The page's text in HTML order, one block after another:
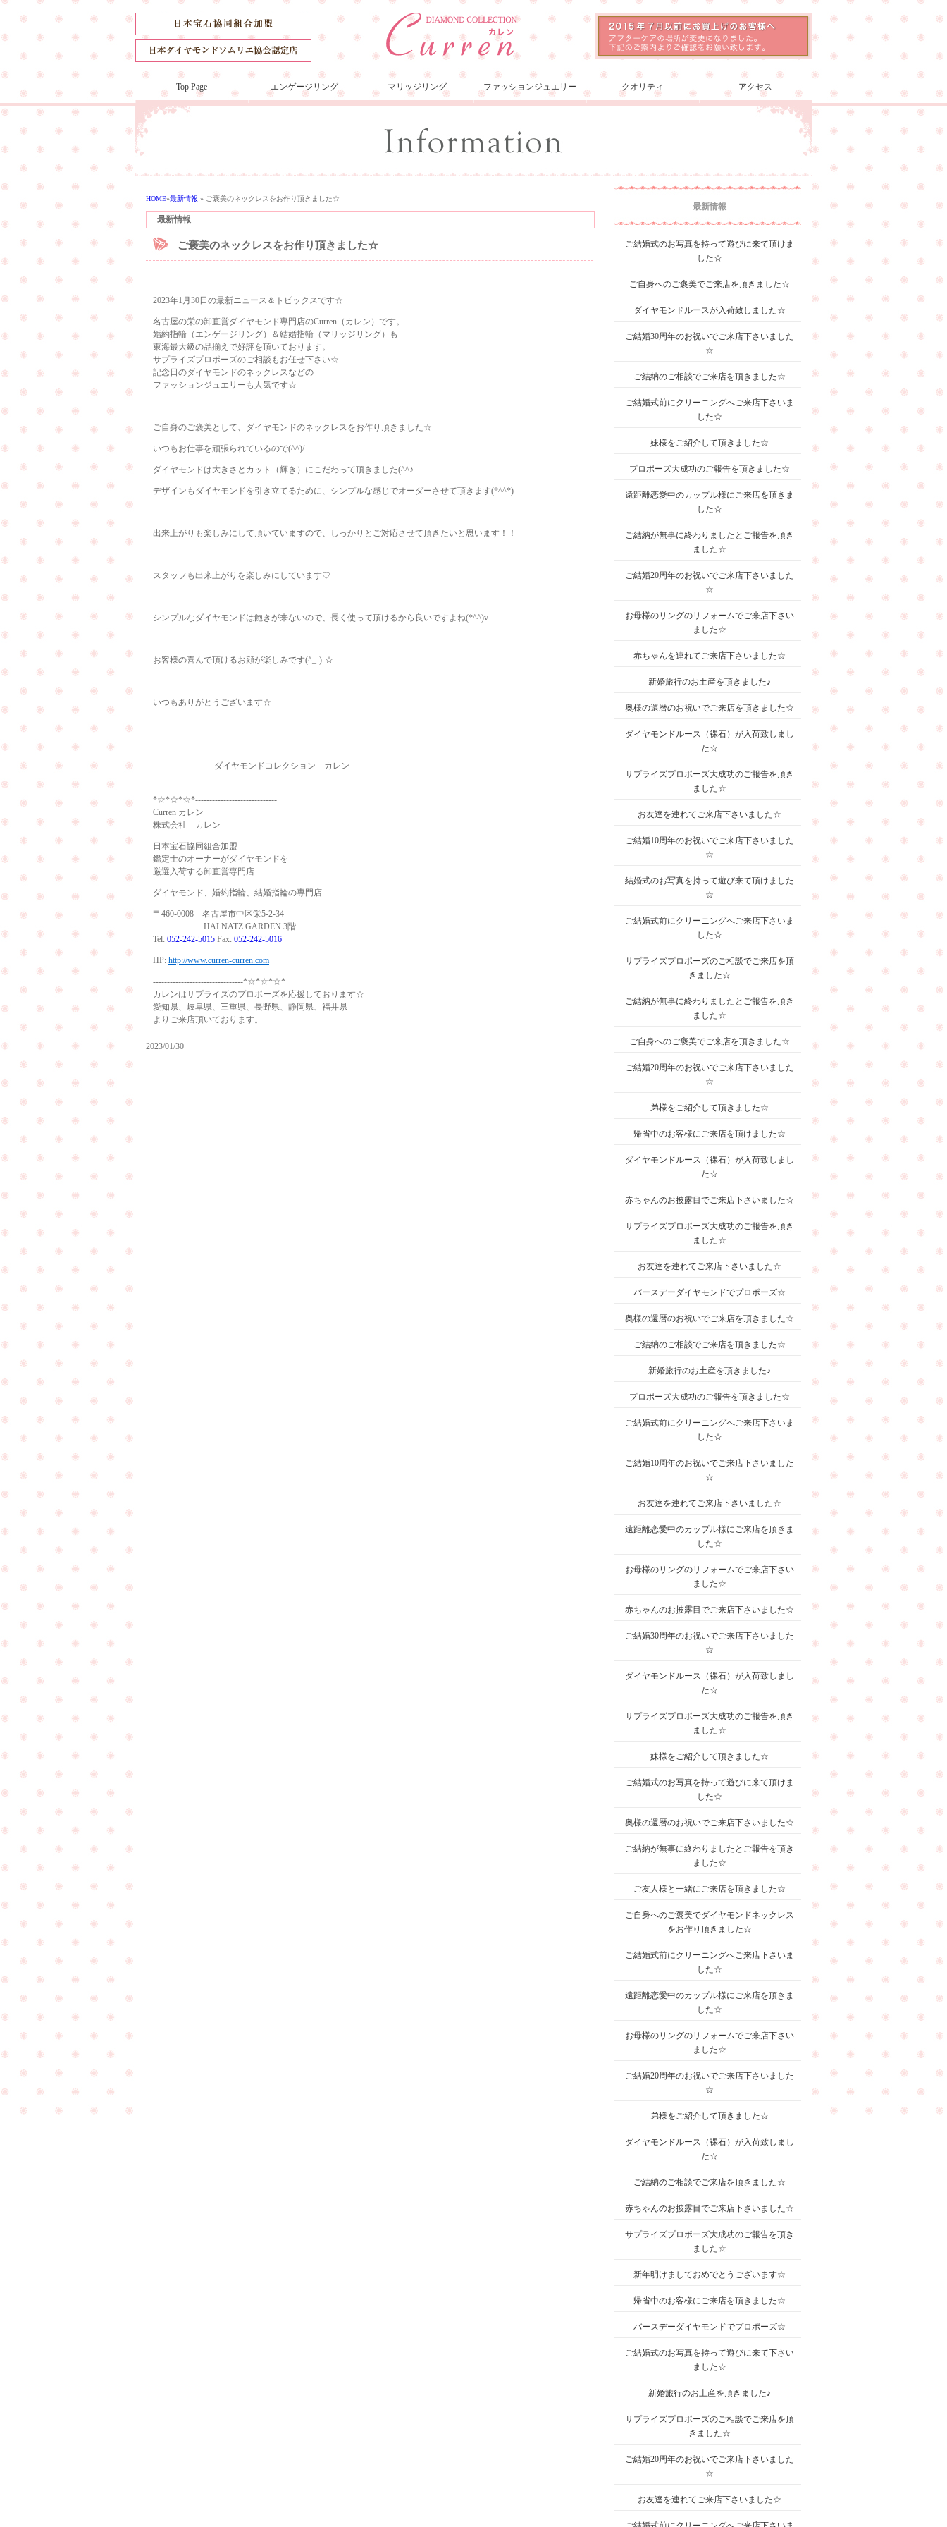
Top Page エンゲージリング マリッジリング ファッションジュエリー クオリティ アクセス
HOME»最新情報 » ご褒美のネックレスをお作り頂きました☆
最新情報
ご褒美のネックレスをお作り頂きました☆
2023年1月30日の最新ニュース＆トピックスです☆
名古屋の栄の卸直営ダイヤモンド専門店のCurren（カレン）です。
婚約指輪（エンゲージリング）＆結婚指輪（マリッジリング）も
東海最大級の品揃えで好評を頂いております。
サプライズプロポーズのご相談もお任せ下さい☆
記念日のダイヤモンドのネックレスなどの
ファッションジュエリーも人気です☆
ご自身のご褒美として、ダイヤモンドのネックレスをお作り頂きました☆
いつもお仕事を頑張られているので(^^)/
ダイヤモンドは大きさとカット（輝き）にこだわって頂きました(^^♪
デザインもダイヤモンドを引き立てるために、シンプルな感じでオーダーさせて頂きます(*^^*)
出来上がりも楽しみにして頂いていますので、しっかりとご対応させて頂きたいと思います！！
スタッフも出来上がりを楽しみにしています♡
シンプルなダイヤモンドは飽きが来ないので、長く使って頂けるから良いですよね(*^^)v
お客様の喜んで頂けるお顔が楽しみです(^_-)-☆
いつもありがとうございます☆
ダイヤモンドコレクション カレン
*☆*☆*☆*-----------------------------
Curren カレン
株式会社 カレン
日本宝石協同組合加盟
鑑定士のオーナーがダイヤモンドを
厳選入荷する卸直営専門店
ダイヤモンド、婚約指輪、結婚指輪の専門店
〒460-0008 名古屋市中区栄5-2-34
HALNATZ GARDEN 3階
Tel: 052-242-5015 Fax: 052-242-5016
HP: http://www.curren-curren.com
--------------------------------*☆*☆*☆*
カレンはサプライズのプロポーズを応援しております☆
愛知県、岐阜県、三重県、長野県、静岡県、福井県
よりご来店頂いております。
2023/01/30
最新情報
ご結婚式のお写真を持って遊びに来て頂けま
した☆
ご自身へのご褒美でご来店を頂きました☆
ダイヤモンドルースが入荷致しました☆
ご結婚30周年のお祝いでご来店下さいました
☆
ご結納のご相談でご来店を頂きました☆
ご結婚式前にクリーニングへご来店下さいま
した☆
妹様をご紹介して頂きました☆
プロポーズ大成功のご報告を頂きました☆
遠距離恋愛中のカップル様にご来店を頂きま
した☆
ご結納が無事に終わりましたとご報告を頂き
ました☆
ご結婚20周年のお祝いでご来店下さいました
☆
お母様のリングのリフォームでご来店下さい
ました☆
赤ちゃんを連れてご来店下さいました☆
新婚旅行のお土産を頂きました♪
奥様の還暦のお祝いでご来店を頂きました☆
ダイヤモンドルース（裸石）が入荷致しまし
た☆
サプライズプロポーズ大成功のご報告を頂き
ました☆
お友達を連れてご来店下さいました☆
ご結婚10周年のお祝いでご来店下さいました
☆
結婚式のお写真を持って遊び来て頂けました
☆
ご結婚式前にクリーニングへご来店下さいま
した☆
サプライズプロポーズのご相談でご来店を頂
きました☆
ご結納が無事に終わりましたとご報告を頂き
ました☆
ご自身へのご褒美でご来店を頂きました☆
ご結婚20周年のお祝いでご来店下さいました
☆
弟様をご紹介して頂きました☆
帰省中のお客様にご来店を頂けました☆
ダイヤモンドルース（裸石）が入荷致しまし
た☆
赤ちゃんのお披露目でご来店下さいました☆
サプライズプロポーズ大成功のご報告を頂き
ました☆
お友達を連れてご来店下さいました☆
バースデーダイヤモンドでプロポーズ☆
奥様の還暦のお祝いでご来店を頂きました☆
ご結納のご相談でご来店を頂きました☆
新婚旅行のお土産を頂きました♪
プロポーズ大成功のご報告を頂きました☆
ご結婚式前にクリーニングへご来店下さいま
した☆
ご結婚10周年のお祝いでご来店下さいました
☆
お友達を連れてご来店下さいました☆
遠距離恋愛中のカップル様にご来店を頂きま
した☆
お母様のリングのリフォームでご来店下さい
ました☆
赤ちゃんのお披露目でご来店下さいました☆
ご結婚30周年のお祝いでご来店下さいました
☆
ダイヤモンドルース（裸石）が入荷致しまし
た☆
サプライズプロポーズ大成功のご報告を頂き
ました☆
妹様をご紹介して頂きました☆
ご結婚式のお写真を持って遊びに来て頂けま
した☆
奥様の還暦のお祝いでご来店下さいました☆
ご結納が無事に終わりましたとご報告を頂き
ました☆
ご友人様と一緒にご来店を頂きました☆
ご自身へのご褒美でダイヤモンドネックレス
をお作り頂きました☆
ご結婚式前にクリーニングへご来店下さいま
した☆
遠距離恋愛中のカップル様にご来店を頂きま
した☆
お母様のリングのリフォームでご来店下さい
ました☆
ご結婚20周年のお祝いでご来店下さいました
☆
弟様をご紹介して頂きました☆
ダイヤモンドルース（裸石）が入荷致しまし
た☆
ご結納のご相談でご来店を頂きました☆
赤ちゃんのお披露目でご来店下さいました☆
サプライズプロポーズ大成功のご報告を頂き
ました☆
新年明けましておめでとうございます☆
帰省中のお客様にご来店を頂きました☆
バースデーダイヤモンドでプロポーズ☆
ご結婚式のお写真を持って遊びに来て下さい
ました☆
新婚旅行のお土産を頂きました♪
サプライズプロポーズのご相談でご来店を頂
きました☆
ご結婚20周年のお祝いでご来店下さいました
☆
お友達を連れてご来店下さいました☆